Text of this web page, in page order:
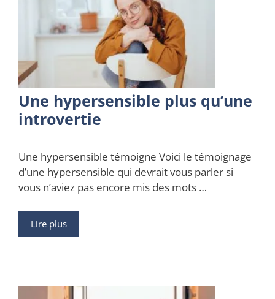
Une hypersensible plus qu’une
introvertie
Une hypersensible témoigne Voici le témoignage
d’une hypersensible qui devrait vous parler si
vous n’aviez pas encore mis des mots …
Lire plus